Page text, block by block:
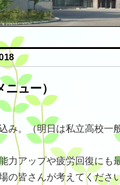
ュー）
み。（明日は私立高校一
力アップや疲労回復にも
の皆さんが考えてくださ